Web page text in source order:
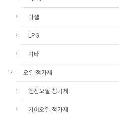
디젤
LPG
기타
오일 첨가제
엔진오일 첨가제
기어오일 첨가제